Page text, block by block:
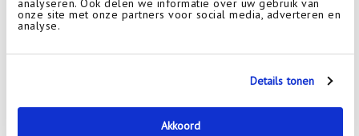
analyseren. Ook delen we informatie over uw gebruik van
onze site met onze partners voor social media, adverteren en
analyse.
Details tonen
Akkoord